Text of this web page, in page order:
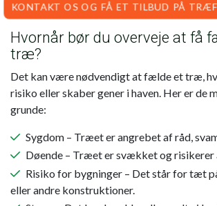
KONTAKT OS OG FÅ ET TILBUD PÅ
Hvornår bør du overveje at få
træ?
Det kan være nødvendigt at fælde et træ,
risiko eller skaber gener i haven. Her er de
grunde:
Sygdom – Træet er angrebet af råd,
Døende – Træet er svækket og
Risiko for bygninger – Det står for tæt
eller andre konstruktioner.